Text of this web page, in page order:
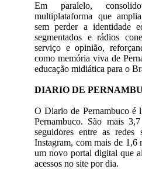
Em paralelo,
multiplataforma que
sem perder a identidade
segmentados e rádios
serviço e opinião,
como memória viva de
educação midiática para o
DIARIO DE
O Diario de Pernambuco é
Pernambuco. São mais
seguidores entre as
Instagram, com mais de 1,6
um novo portal digital que
acessos no site por dia.